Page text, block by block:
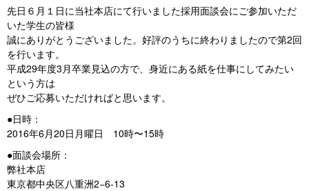
先日６月１日に当社本店にて行いました採用面談会にご参加いただ
いた学生の皆様
誠にありがとうございました。好評のうちに終わりましたので第2回
を行います。
平成29年度3月卒業見込の方で、身近にある紙を仕事にしてみたい
という方は
ぜひご応募いただければと思います。
●日時：
2016年6月20日月曜日 10時〜15時
●面談会場所：
弊社本店
東京都中央区八重洲2−6-13